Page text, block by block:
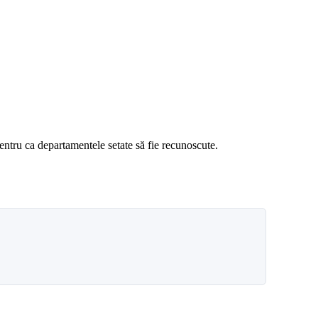
ca departamentele setate să fie recunoscute.